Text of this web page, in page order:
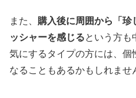
また、 購入後に周囲から「珍
ッシャーを感じるという方も
気にするタイプの方には、個
なることもあるかもしれませ